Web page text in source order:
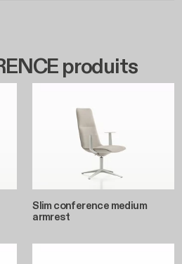
produits
Slim conference medium
armrest